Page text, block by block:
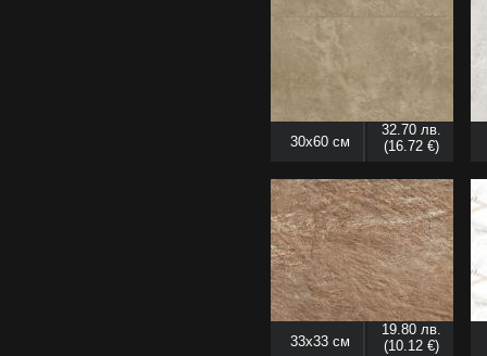
30x60 см
32.70 лв.
(16.72 €)
33x33 см
19.80 лв.
(10.12 €)